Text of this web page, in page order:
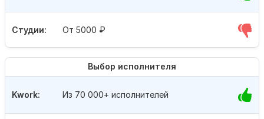
Студии: От 5000 ₽
Выбор исполнителя
Kwork: Из 70 000+ исполнителей